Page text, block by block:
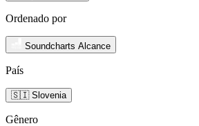
Ordenado por
Soundcharts Alcance
País
🇸🇮 Slovenia
Gênero